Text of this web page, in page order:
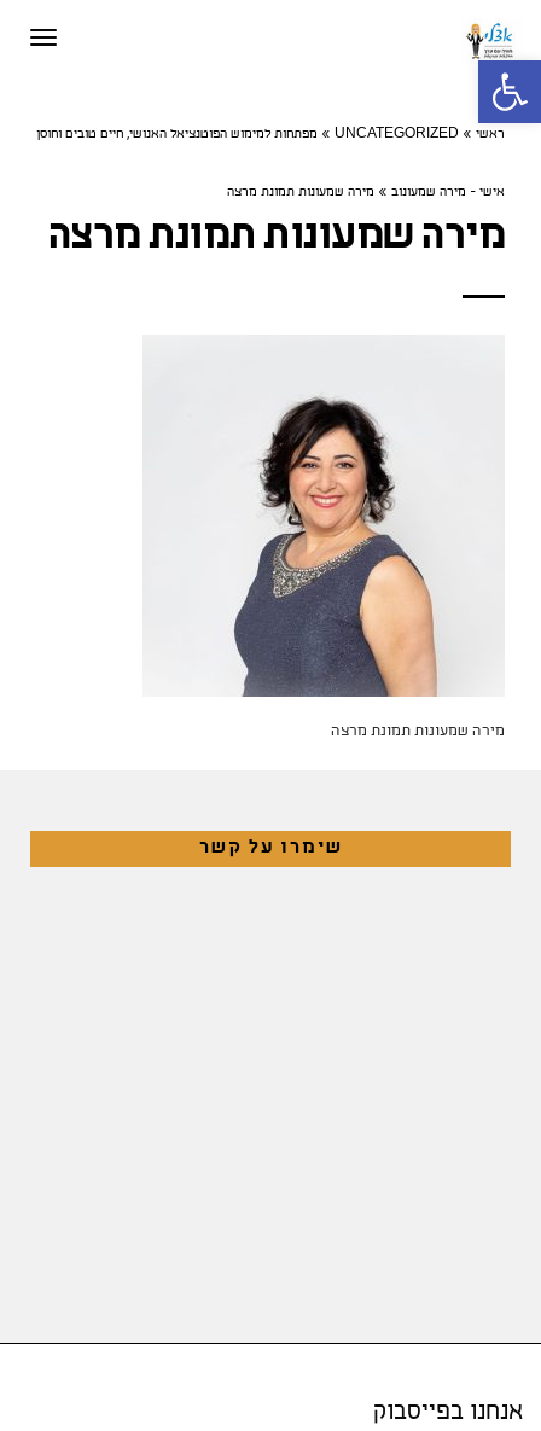
פתח סרגל נגישות
ראשי »
UNCATEGORIZED
» מפתחות למימוש הפוטנציאל האנושי, חיים טובים וחוסן
אישי - מירה שמעונוב » מירה שמעונות תמונת מרצה
מירה שמעונות תמונת מרצה
מירה שמעונות תמונת מרצה
שימרו על קשר
אנחנו בפייסבוק